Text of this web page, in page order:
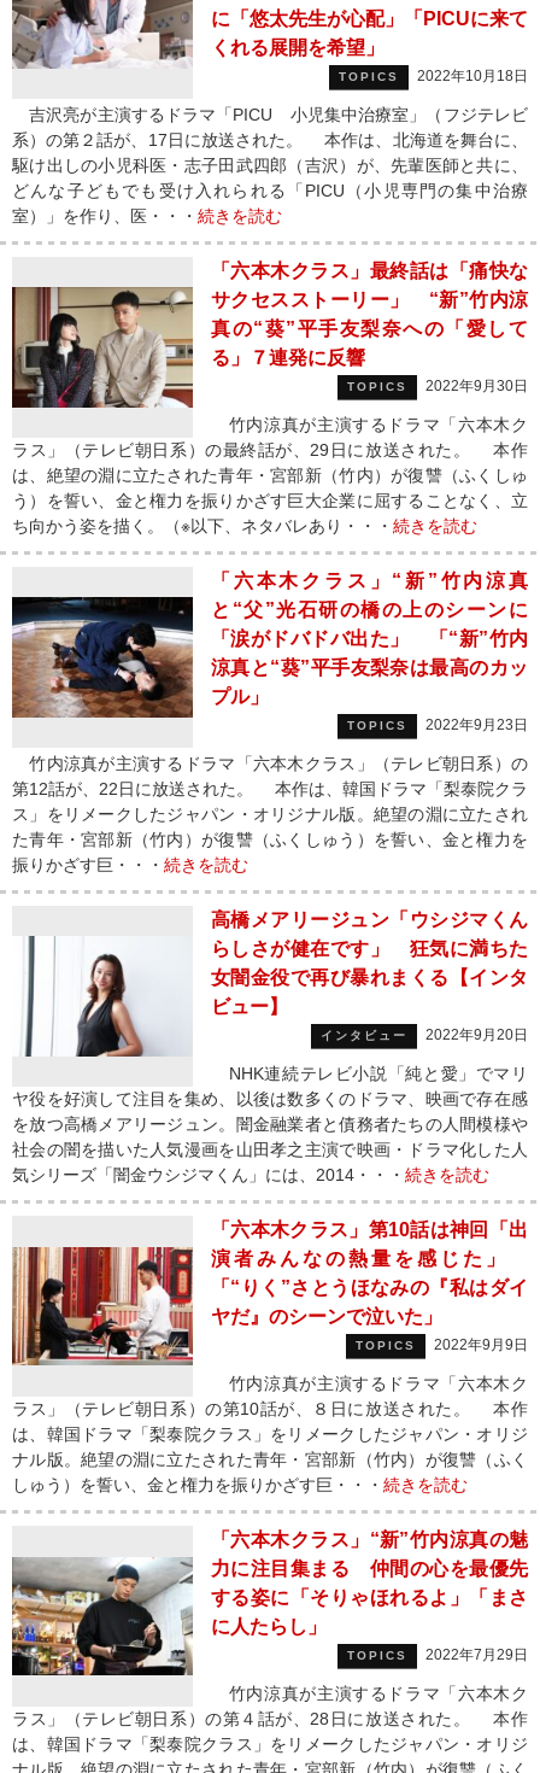
に「悠太先生が心配」「PICUに来て
くれる展開を希望」
TOPICS 2022年10月18日
吉沢亮が主演するドラマ「PICU 小児集中治療室」（フジテレビ
系）の第２話が、17日に放送された。 本作は、北海道を舞台に、
駆け出しの小児科医・志子田武四郎（吉沢）が、先輩医師と共に、
どんな子どもでも受け入れられる「PICU（小児専門の集中治療
室）」を作り、医・・・ 続きを読む
「六本木クラス」最終話は「痛快な
サクセスストーリー」 “新”竹内涼
真の“葵”平手友梨奈への「愛して
る」７連発に反響
TOPICS 2022年9月30日
竹内涼真が主演するドラマ「六本木ク
ラス」（テレビ朝日系）の最終話が、29日に放送された。 本作
は、絶望の淵に立たされた青年・宮部新（竹内）が復讐（ふくしゅ
う）を誓い、金と権力を振りかざす巨大企業に屈することなく、立
ち向かう姿を描く。（※以下、ネタバレあり・・・ 続きを読む
「六本木クラス」“新”竹内涼真
と“父”光石研の橋の上のシーンに
「涙がドバドバ出た」 「“新”竹内
涼真と“葵”平手友梨奈は最高のカッ
プル」
TOPICS 2022年9月23日
竹内涼真が主演するドラマ「六本木クラス」（テレビ朝日系）の
第12話が、22日に放送された。 本作は、韓国ドラマ「梨泰院クラ
ス」をリメークしたジャパン・オリジナル版。絶望の淵に立たされ
た青年・宮部新（竹内）が復讐（ふくしゅう）を誓い、金と権力を
振りかざす巨・・・ 続きを読む
高橋メアリージュン「ウシジマくん
らしさが健在です」 狂気に満ちた
女闇金役で再び暴れまくる【インタ
ビュー】
インタビュー 2022年9月20日
NHK連続テレビ小説「純と愛」でマリ
ヤ役を好演して注目を集め、以後は数多くのドラマ、映画で存在感
を放つ高橋メアリージュン。闇金融業者と債務者たちの人間模様や
社会の闇を描いた人気漫画を山田孝之主演で映画・ドラマ化した人
気シリーズ「闇金ウシジマくん」には、2014・・・ 続きを読む
「六本木クラス」第10話は神回「出
演者みんなの熱量を感じた」
「“りく”さとうほなみの『私はダイ
ヤだ』のシーンで泣いた」
TOPICS 2022年9月9日
竹内涼真が主演するドラマ「六本木ク
ラス」（テレビ朝日系）の第10話が、８日に放送された。 本作
は、韓国ドラマ「梨泰院クラス」をリメークしたジャパン・オリジ
ナル版。絶望の淵に立たされた青年・宮部新（竹内）が復讐（ふく
しゅう）を誓い、金と権力を振りかざす巨・・・ 続きを読む
「六本木クラス」“新”竹内涼真の魅
力に注目集まる 仲間の心を最優先
する姿に「そりゃほれるよ」「まさ
に人たらし」
TOPICS 2022年7月29日
竹内涼真が主演するドラマ「六本木ク
ラス」（テレビ朝日系）の第４話が、28日に放送された。 本作
は、韓国ドラマ「梨泰院クラス」をリメークしたジャパン・オリジ